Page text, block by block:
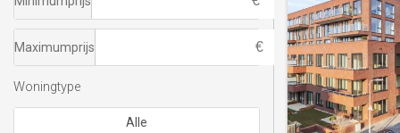
Maximumprijs
Woningtype
Alle